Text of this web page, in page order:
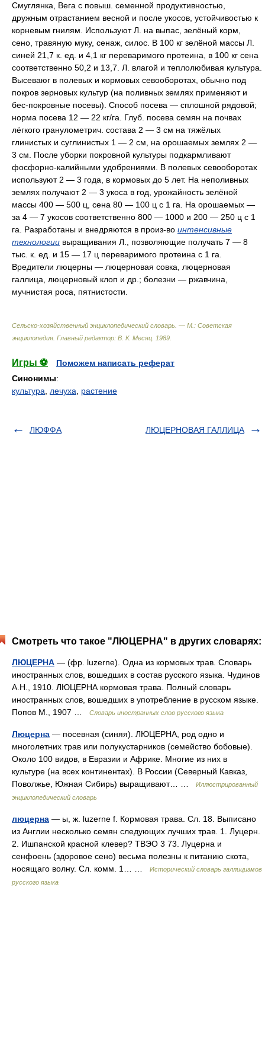
Смуглянка, Вега с повыш. семенной продуктивностью,
дружным отрастанием весной и после укосов, устойчивостью к
корневым гнилям. Используют Л. на выпас, зелёный корм,
сено, травяную муку, сенаж, силос. В 100 кг зелёной массы Л.
синей 21,7 к. ед. и 4,1 кг переваримого протеина, в 100 кг сена
соответственно 50,2 и 13,7. Л. влагой и теплолюбивая культура.
Высеваюг в полевых и кормовых севооборотах, обычно под
покров зерновых культур (на поливных землях применяют и
бес-покровные посевы). Способ посева — сплошной рядовой;
норма посева 12 — 22 кг/га. Глуб. посева семян на почвах
лёгкого гранулометрич. состава 2 — 3 см на тяжёлых
глинистых и суглинистых 1 — 2 см, на орошаемых землях 2 —
3 см. После уборки покровной культуры подкармливают
фосфорно-калийными удобрениями. В полевых севооборотах
используют 2 — 3 года, в кормовых до 5 лет. На неполивных
землях получают 2 — 3 укоса в год, урожайность зелёной
массы 400 — 500 ц, сена 80 — 100 ц с 1 га. На орошаемых —
за 4 — 7 укосов соответственно 800 — 1000 и 200 — 250 ц с 1
га. Разработаны и внедряются в произ-во интенсивные
технологии выращивания Л., позволяющие получать 7 — 8
тыс. к. ед. и 15 — 17 ц переваримого протеина с 1 га.
Вредители люцерны — люцерновая совка, люцерновая
галлица, люцерновый клоп и др.; болезни — ржавчина,
мучнистая роса, пятнистости.
Сельско-хозяйственный энциклопедический словарь. — М.: Советская
энциклопедия Главный редактор: В. К. Месяц 1989
Игры ⚽
Поможем написать реферат
Синонимы:
культура
лечуха растение
ЛЮФФА ЛЮЦЕРНОВАЯ ГАЛЛИЦА
Смотреть что такое "ЛЮЦЕРНА" в других словарях:
ЛЮЦЕРНА — (фр. luzerne). Одна из кормовых трав. Словарь
иностранных слов, вошедших в состав русского языка. Чудинов
А.Н., 1910. ЛЮЦЕРНА кормовая трава. Полный словарь
иностранных слов, вошедших в употребление в русском языке.
Попов М., 1907 …
Словарь иностранных слов русского языка
Люцерна — посевная (синяя). ЛЮЦЕРНА, род одно и
многолетних трав или полукустарников (семейство бобовые).
Около 100 видов, в Евразии и Африке. Многие из них в
культуре (на всех континентах). В России (Северный Кавказ,
Поволжье, Южная Сибирь) выращивают… …
Иллюстрированный
энциклопедический словарь
люцерна — ы, ж. luzerne f. Кормовая трава. Сл. 18. Выписано
из Англии несколько семян следующих лучших трав. 1. Луцерн.
2. Ишпанской красной клевер? ТВЭО 3 73. Луцерна и
сенфоень (здоровое сено) весьма полезны к питанию скота,
носящаго волну. Сл. комм. 1… …
Исторический словарь галлицизмов
русского языка